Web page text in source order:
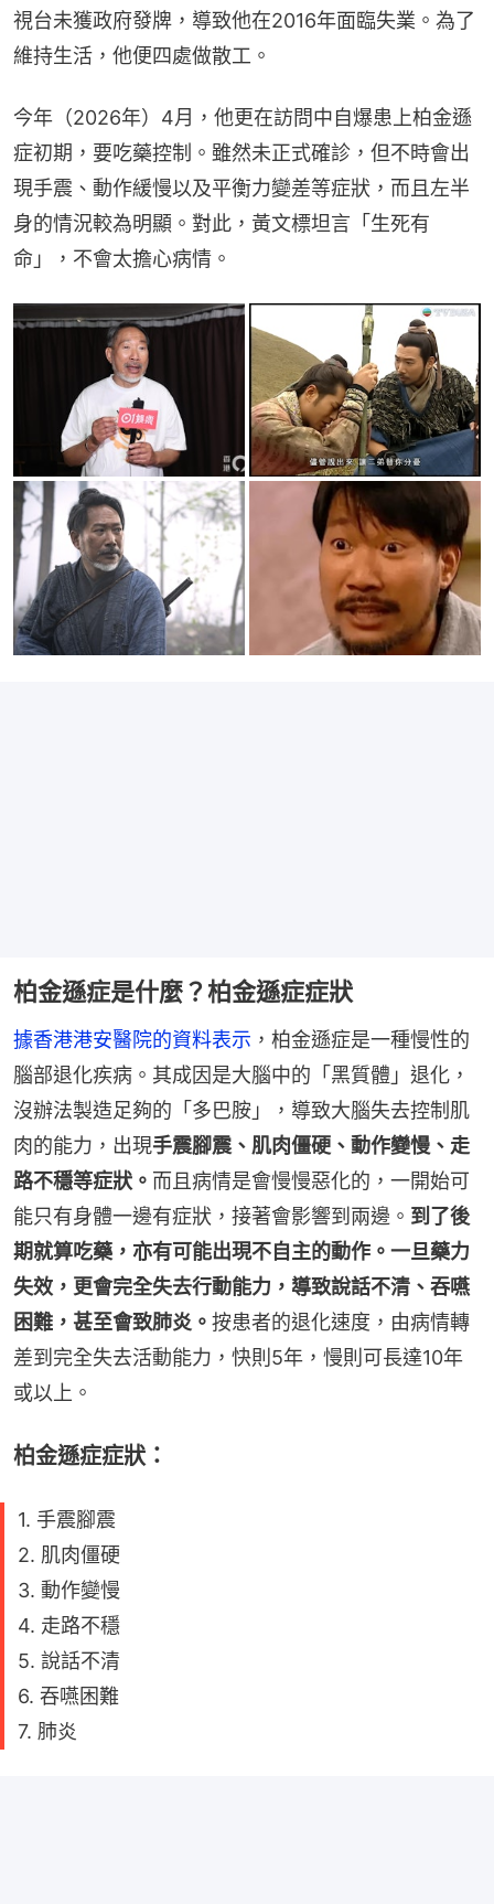
視台未獲政府發牌，導致他在2016年面臨失業。為了
維持生活，他便四處做散工。
今年（2026年）4月，他更在訪問中自爆患上柏金遜
症初期，要吃藥控制。雖然未正式確診，但不時會出
現手震、動作緩慢以及平衡力變差等症狀，而且左半
身的情況較為明顯。對此，黃文標坦言「生死有
命」，不會太擔心病情。
柏金遜症是什麼？柏金遜症症狀
據香港港安醫院的資料表示 ，柏金遜症是一種慢性的
腦部退化疾病。其成因是大腦中的「黑質體」退化，
沒辦法製造足夠的「多巴胺」，導致大腦失去控制肌
肉的能力，出現手震腳震、肌肉僵硬、動作變慢、走
路不穩等症狀。 而且病情是會慢慢惡化的，一開始可
能只有身體一邊有症狀，接著會影響到兩邊。 到了後
期就算吃藥，亦有可能出現不自主的動作。一旦藥力
失效，更會完全失去行動能力，導致說話不清、吞嚥
困難，甚至會致肺炎。 按患者的退化速度，由病情轉
差到完全失去活動能力，快則5年，慢則可長達10年
或以上。
柏金遜症症狀：
1. 手震腳震
2. 肌肉僵硬
3. 動作變慢
4. 走路不穩
5. 說話不清
6. 吞嚥困難
7. 肺炎